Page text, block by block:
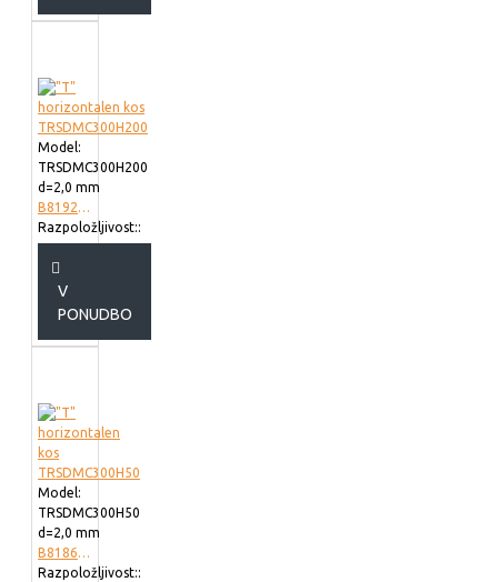
Model:
TRSDMC300H200
d=2,0 mm
B819230
Razpoložljivost::
V
PONUDBO
Model:
TRSDMC300H50
d=2,0 mm
B818630
Razpoložljivost::